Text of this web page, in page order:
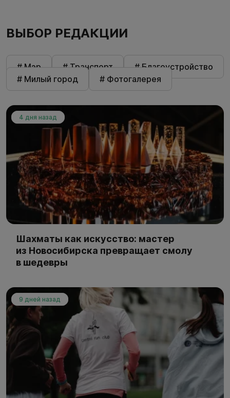
ВЫБОР РЕДАКЦИИ
# Мэр # Транспорт
# Благоустройство
# Милый город
# Фотогалерея
4 дня назад
Шахматы как искусство: мастер
из Новосибирска превращает смолу
в шедевры
9 дней назад